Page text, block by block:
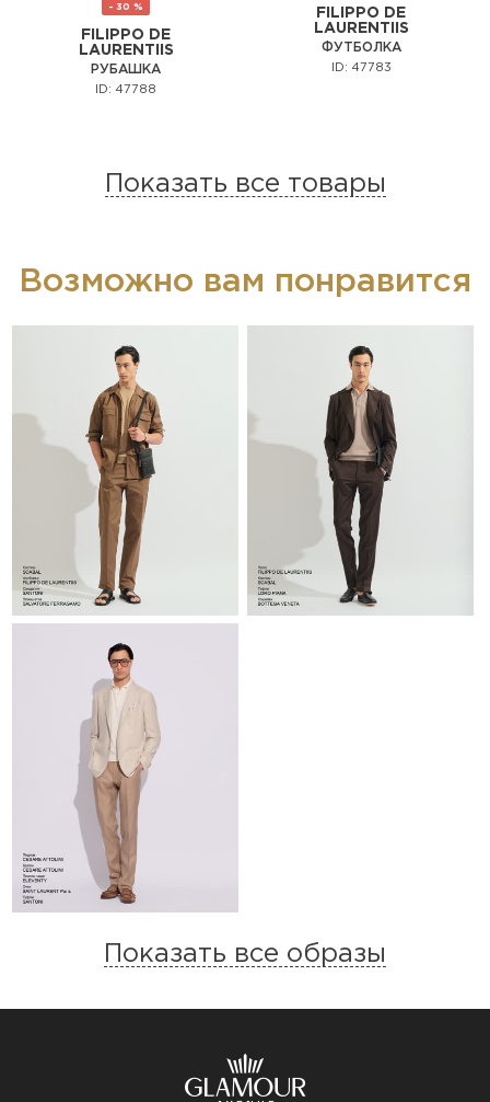
- 30 %
FILIPPO DE
LAURENTIIS
РУБАШКА
ID: 47788
FILIPPO DE
LAURENTIIS
ФУТБОЛКА
ID: 47783
Показать все товары
Возможно вам понравится
Показать все образы